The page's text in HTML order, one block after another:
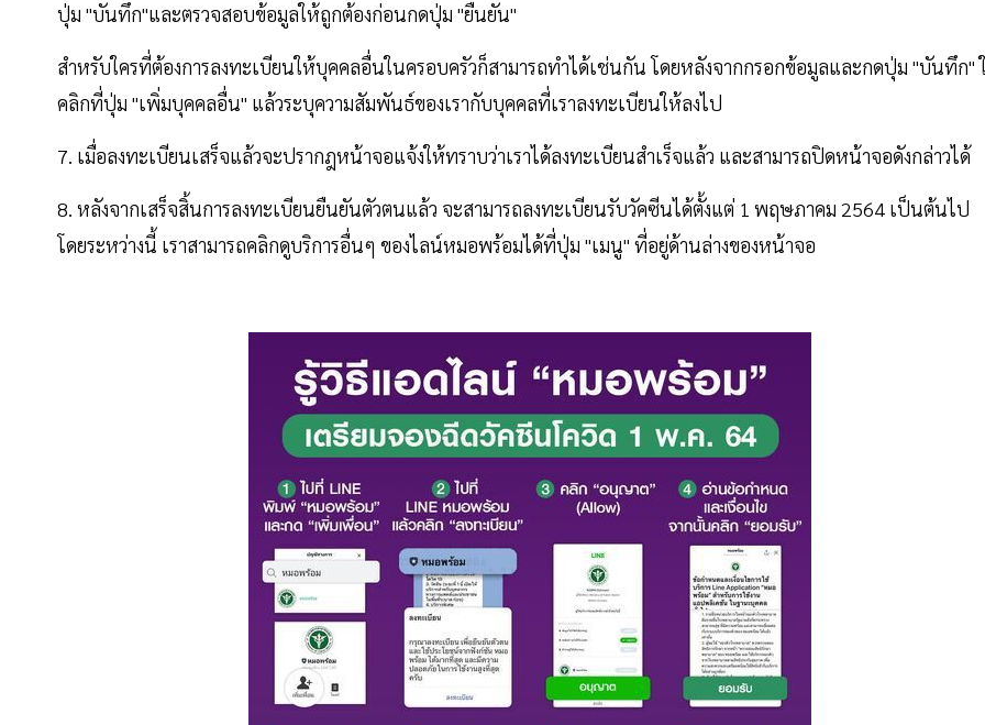
ปุ่ม "บันทึก"และตรวจสอบข้อมูลให้ถูกต้องก่อนกดปุ่ม "ยืนยัน"
สำหรับใครที่ต้องการลงทะเบียนให้บุคคลอื่นในครอบครัวก็สามารถทำได้เช่นกัน โดยหลังจากกรอกข้อมูลและกดปุ่ม "บันทึก"
คลิกที่ปุ่ม "เพิ่มบุคคลอื่น" แล้วระบุความสัมพันธ์ของเรากับบุคคลที่เราลงทะเบียนให้ลงไป
7. เมื่อลงทะเบียนเสร็จแล้วจะปรากฎหน้าจอแจ้งให้ทราบว่าเราได้ลงทะเบียนสำเร็จแล้ว และสามารถปิดหน้าจอดังกล่าวได้
8. หลังจากเสร็จสิ้นการลงทะเบียนยืนยันตัวตนแล้ว จะสามารถลงทะเบียนรับวัคซีนได้ตั้งแต่ 1 พฤษภาคม 2564 เป็นต้นไป
โดยระหว่างนี้ เราสามารถคลิกดูบริการอื่นๆ ของไลน์หมอพร้อมได้ที่ปุ่ม "เมนู" ที่อยู่ด้านล่างของหน้าจอ